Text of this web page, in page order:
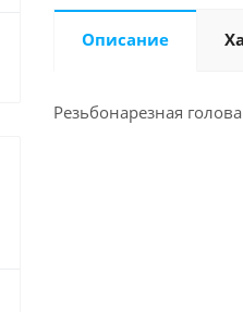
Описание
Резьбонарезная